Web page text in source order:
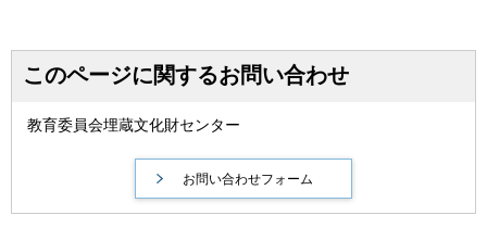
このページに関するお問い合わせ
教育委員会埋蔵文化財センター